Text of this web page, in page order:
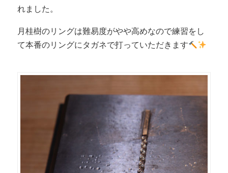
れました。
月桂樹のリングは難易度がやや高めなので練習をし
て本番のリングにタガネで打っていただきます